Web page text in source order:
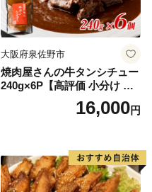
大阪府泉佐野市
焼肉屋さんの牛タンシチュー
240g×6P【高評価 小分け 惣
菜 牛たん 一人暮らし 冷凍】
16,000円